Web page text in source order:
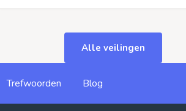
Alle veilingen
Trefwoorden Blog